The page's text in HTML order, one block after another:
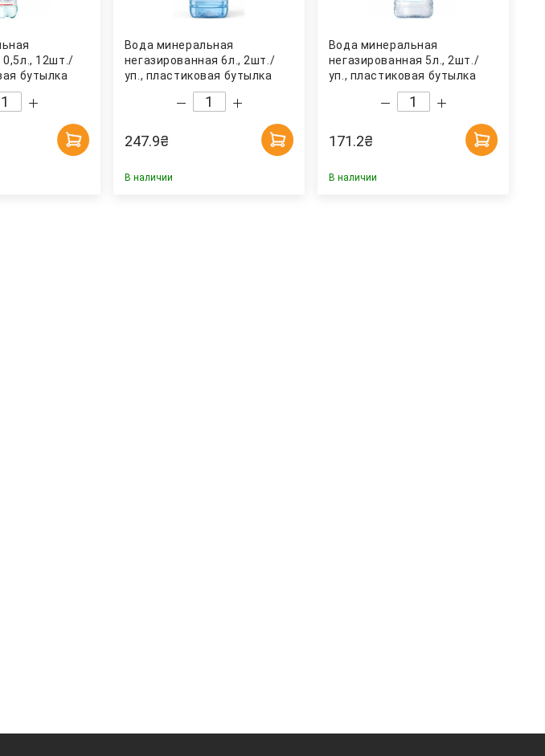
0,5л., 12шт./
бутылка
Вода минеральная
негазированная 6л., 2шт./
уп., пластиковая бутылка
Моршинская
247.9₴
В наличии
Вода минеральная
негазированная 5л., 2шт./
уп., пластиковая бутылка
171.2₴
В наличии